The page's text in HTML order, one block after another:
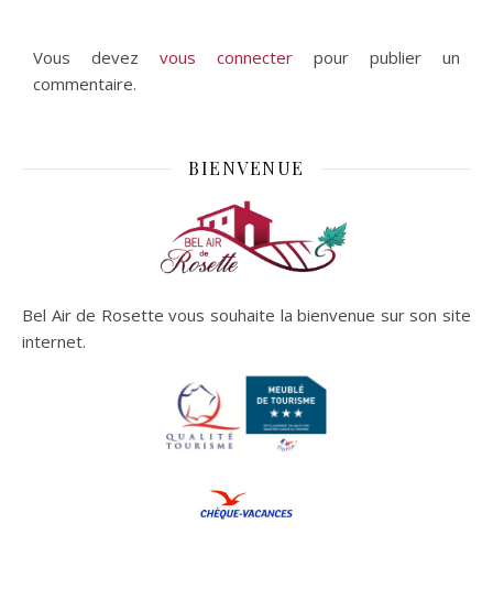
Vous devez vous connecter pour publier un
commentaire.
BIENVENUE
Bel Air de Rosette vous souhaite la bienvenue sur son site
internet.